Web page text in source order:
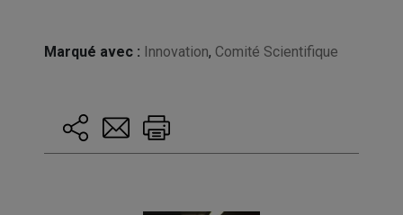
Marqué avec : Innovation, Comité Scientifique